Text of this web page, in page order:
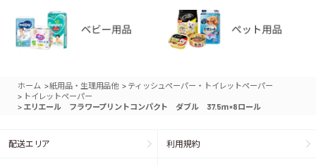
ホーム >紙用品・生理用品他 > ティッシュペーパー・トイレットペーパー
> トイレットペーパー
> エリエール フラワープリントコンパクト ダブル 37.5ｍ×8ロール
配送エリア 利用規約